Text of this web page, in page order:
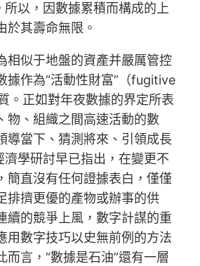
所以，因數據累積而構成的上
於其壽命無限。
相似于地盤的資產并嚴厲管控
據作為“活動性財富”（fugitive
。正如對年夜數據的界定所表
物、組織之間高速活動的數
導當下、猜測將來、引領成長
濟學研討早已指出，在變更不
簡直沒有任何證據表白，僅僅
排擠更優的產物或辦事的供
續的競爭上風，數字計謀的重
用數字技巧以史無前例的方法
而言，“數據是石油”還有一層